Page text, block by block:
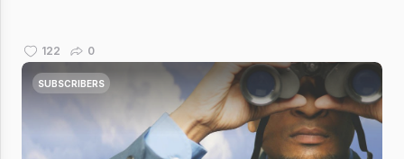
122 0
SUBSCRIBERS